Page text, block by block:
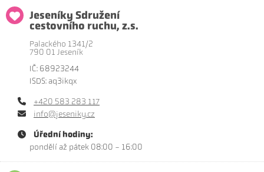
Jeseníky Sdružení
cestovního ruchu, z.s.
Palackého 1341/2
790 01 Jeseník
IČ: 68923244
ISDS: aq3ikqx
+420 583 283 117
info@jeseniky.cz
Úřední hodiny:
pondělí až pátek 08:00 - 16:00